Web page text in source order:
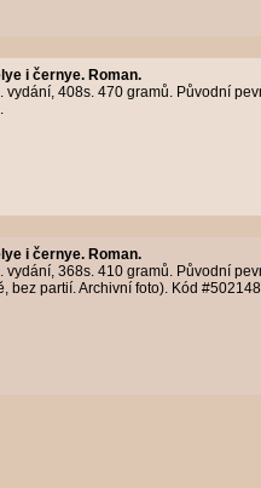
i černye. Roman.
vydání, 408s. 470 gramů. Původní
i černye. Roman.
vydání, 368s. 410 gramů. Původní
bez partií. Archivní foto). Kód